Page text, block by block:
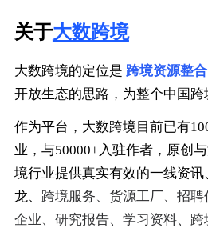
关于大数跨境
大数跨境的定位是 跨境资源整
开放生态的思路，为整个中国跨
作为平台，大数跨境目前已有
业，与50000+入驻作者，原创
境行业提供真实有效的一线资讯
龙、 跨境服务、货源工厂、招
企业、研究报告、学习资料、跨